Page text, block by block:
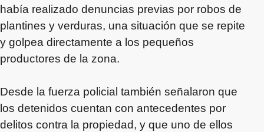
había realizado denuncias previas por robos de
plantines y verduras, una situación que se repite
y golpea directamente a los pequeños
productores de la zona.
Desde la fuerza policial también señalaron que
los detenidos cuentan con antecedentes por
delitos contra la propiedad, y que uno de ellos